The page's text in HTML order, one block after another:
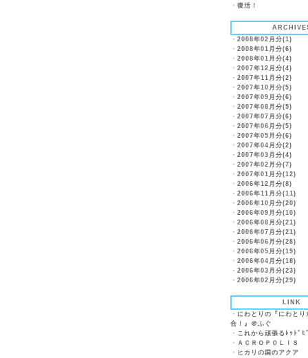
・ 復活！
・ 2008年02月分(1)
・ 2008年01月分(6)
・ 2008年01月分(4)
・ 2007年12月分(4)
・ 2007年11月分(2)
・ 2007年10月分(5)
・ 2007年09月分(6)
・ 2007年08月分(5)
・ 2007年07月分(6)
・ 2007年06月分(5)
・ 2007年05月分(6)
・ 2007年04月分(2)
・ 2007年03月分(4)
・ 2007年02月分(7)
・ 2007年01月分(12)
・ 2006年12月分(8)
・ 2006年11月分(11)
・ 2006年10月分(20)
・ 2006年09月分(10)
・ 2006年08月分(21)
・ 2006年07月分(21)
・ 2006年06月分(28)
・ 2006年05月分(19)
・ 2006年04月分(18)
・ 2006年03月分(23)
・ 2006年02月分(29)
LINK
・ にわとりの『にわとり
合！』＠ふぐ
・ これから頑張るﾚｯﾄﾞ
・ ＡＣＲＯＰＯＬＩＳ
・ ヒカリの国のアクア